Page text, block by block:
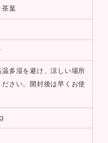
茶葉
温多湿を避け、涼しい場所
さい。開封後は早くお使